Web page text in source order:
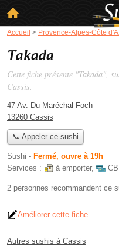
Accueil > Provence-Alpes-Côte
Takada
Cette fiche présente "Takada",
Cassis.
47 Av. Du Maréchal Foch
13260 Cassis
📞 Appeler ce sushi
Sushi - Fermé, ouvre à 19h
Services :
à emporter,
2 personnes recommandent ce
Améliorer cette fiche
Autres sushis à Cassis